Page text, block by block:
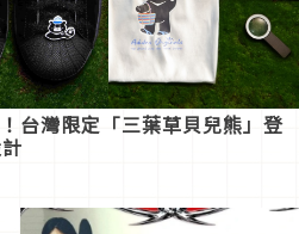
台灣限定「三葉草貝兒熊」登